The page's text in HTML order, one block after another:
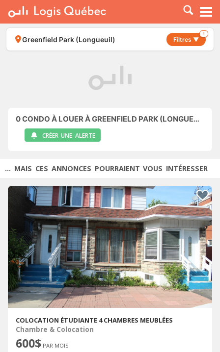
À LOUER
À VENDRE
PLACER UNE ANNONCE
Greenfield Park (Longueuil) Filtres ▼
1
0CONDO À LOUER À GREENFIELD PARK (LONGUEUIL)
CRÉER UNE ALERTE
... MAIS CES ANNONCES POURRAIENT VOUS INTÉRESSER
COLOCATION ÉTUDIANTE 4 CHAMBRES MEUBLÉES
Chambre & Colocation
600$ PAR MOIS